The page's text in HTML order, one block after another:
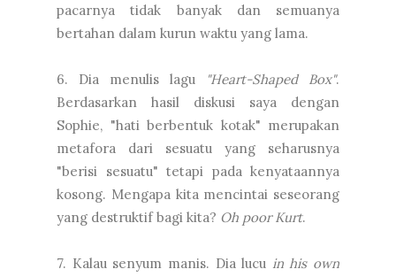
pacarnya tidak banyak dan semuanya
bertahan dalam kurun waktu yang lama.
6. Dia menulis lagu "Heart-Shaped Box".
Berdasarkan hasil diskusi saya dengan
Sophie, "hati berbentuk kotak" merupakan
metafora dari sesuatu yang seharusnya
"berisi sesuatu" tetapi pada kenyataannya
kosong. Mengapa kita mencintai seseorang
yang destruktif bagi kita? Oh poor Kurt.
7. Kalau senyum manis. Dia lucu in his own